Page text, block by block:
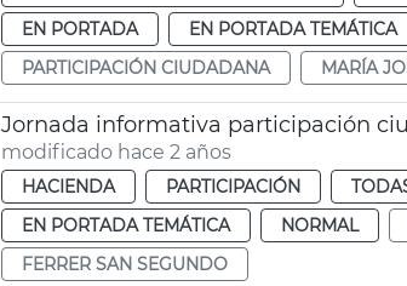
EN PORTADA
EN PORTADA TEMÁTICA
PARTICIPACIÓN CIUDADANA
MARÍA
Jornada informativa participación
modificado hace 2 años
HACIENDA PARTICIPACIÓN
EN PORTADA TEMÁTICA
NORMAL
FERRER SAN SEGUNDO